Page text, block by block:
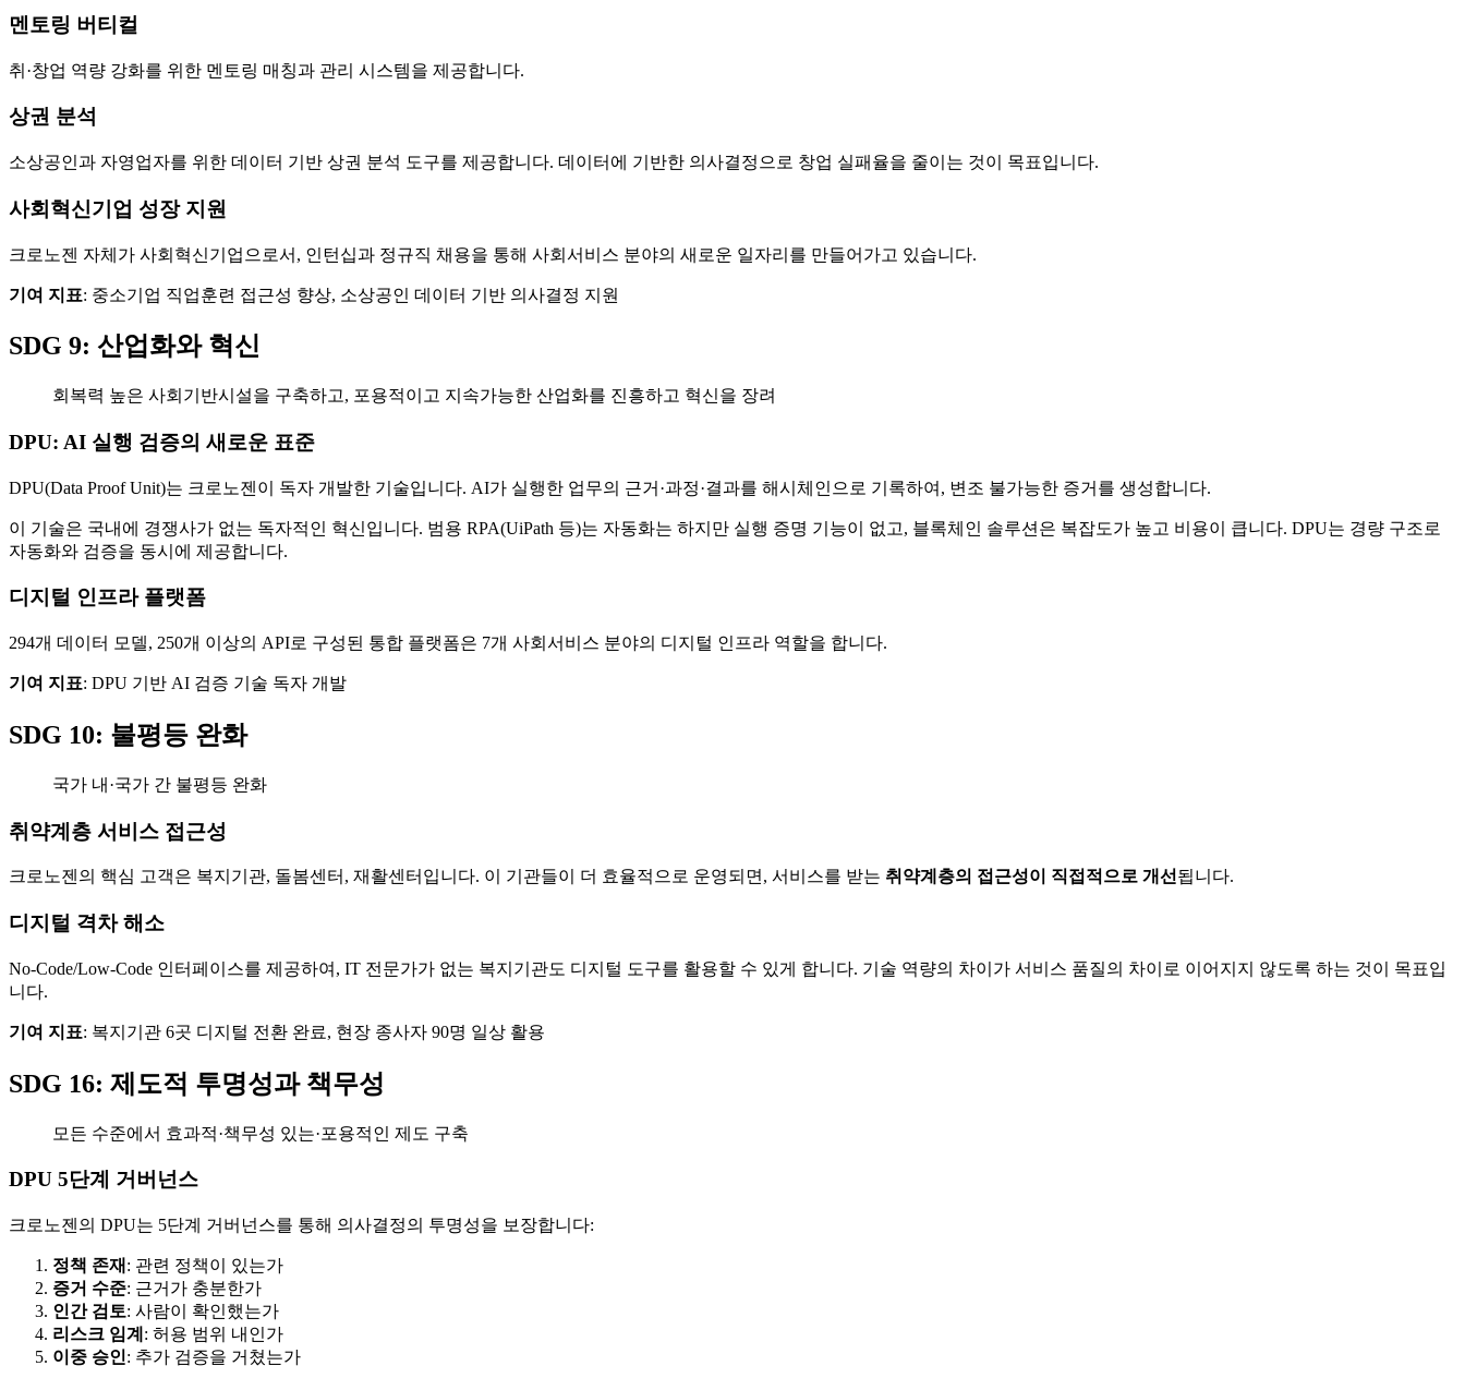
멘토링 버티컬
취·창업 역량 강화를 위한 멘토링 매칭과 관리 시스템을 제공합니다.
상권 분석
소상공인과 자영업자를 위한 데이터 기반 상권 분석 도구를 제공합니다. 데이터에 기반한 의사결정으로 창업 실패율을 줄이는 것이 목표입니다.
사회혁신기업 성장 지원
크로노젠 자체가 사회혁신기업으로서, 인턴십과 정규직 채용을 통해 사회서비스 분야의 새로운 일자리를 만들어가고 있습니다.
기여 지표: 중소기업 직업훈련 접근성 향상, 소상공인 데이터 기반 의사결정 지원
SDG 9: 산업화와 혁신
회복력 높은 사회기반시설을 구축하고, 포용적이고 지속가능한 산업화를 진흥하고 혁신을 장려
DPU: AI 실행 검증의 새로운 표준
DPU(Data Proof Unit)는 크로노젠이 독자 개발한 기술입니다. AI가 실행한 업무의 근거·과정·결과를 해시체인으로 기록하여, 변조 불가능한 증거를 생성합니다.
이 기술은 국내에 경쟁사가 없는 독자적인 혁신입니다. 범용 RPA(UiPath 등)는 자동화는 하지만 실행 증명 기능이 없고, 블록체인 솔루션은 복잡도가 높고 비용이 큽니다. DPU는 경량 구조로
자동화와 검증을 동시에 제공합니다.
디지털 인프라 플랫폼
294개 데이터 모델, 250개 이상의 API로 구성된 통합 플랫폼은 7개 사회서비스 분야의 디지털 인프라 역할을 합니다.
기여 지표: DPU 기반 AI 검증 기술 독자 개발
SDG 10: 불평등 완화
국가 내·국가 간 불평등 완화
취약계층 서비스 접근성
크로노젠의 핵심 고객은 복지기관, 돌봄센터, 재활센터입니다. 이 기관들이 더 효율적으로 운영되면, 서비스를 받는 취약계층의 접근성이 직접적으로 개선됩니다.
디지털 격차 해소
No-Code/Low-Code 인터페이스를 제공하여, IT 전문가가 없는 복지기관도 디지털 도구를 활용할 수 있게 합니다. 기술 역량의 차이가 서비스 품질의 차이로 이어지지 않도록 하는 것이 목표입
니다.
기여 지표: 복지기관 6곳 디지털 전환 완료, 현장 종사자 90명 일상 활용
SDG 16: 제도적 투명성과 책무성
모든 수준에서 효과적·책무성 있는·포용적인 제도 구축
DPU 5단계 거버넌스
크로노젠의 DPU는 5단계 거버넌스를 통해 의사결정의 투명성을 보장합니다:
정책 존재 : 관련 정책이 있는가
증거 수준: 근거가 충분한가
인간 검토: 사람이 확인했는가
리스크 임계 : 허용 범위 내인가
이중 승인: 추가 검증을 거쳤는가